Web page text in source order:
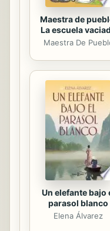
Maestra de
La escuela
Maestra De
Un elefante bajo
parasol blanco
Elena Álvarez